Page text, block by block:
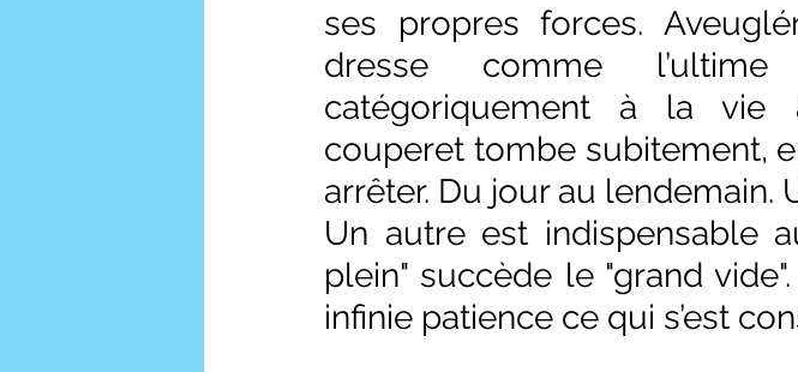
ses propres forces.
dresse comme
catégoriquement à la vie
couperet tombe subitement,
arrêter. Du jour au lendemain.
Un autre est indispensable
plein" succède le "grand
infinie patience ce qui s’est